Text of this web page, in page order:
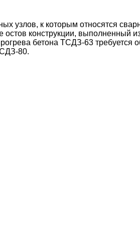
узлов, к которым относятся
конструкции, выполненный
бетона ТСДЗ-63 требуется
80.